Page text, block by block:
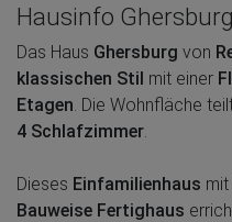
Hausinfo Ghersburg
Das Haus Ghersburg von
klassischen Stil mit einer
Etagen . Die Wohnfläche
4 Schlafzimmer
Dieses Einfamilienhaus mit
Bauweise Fertighaus